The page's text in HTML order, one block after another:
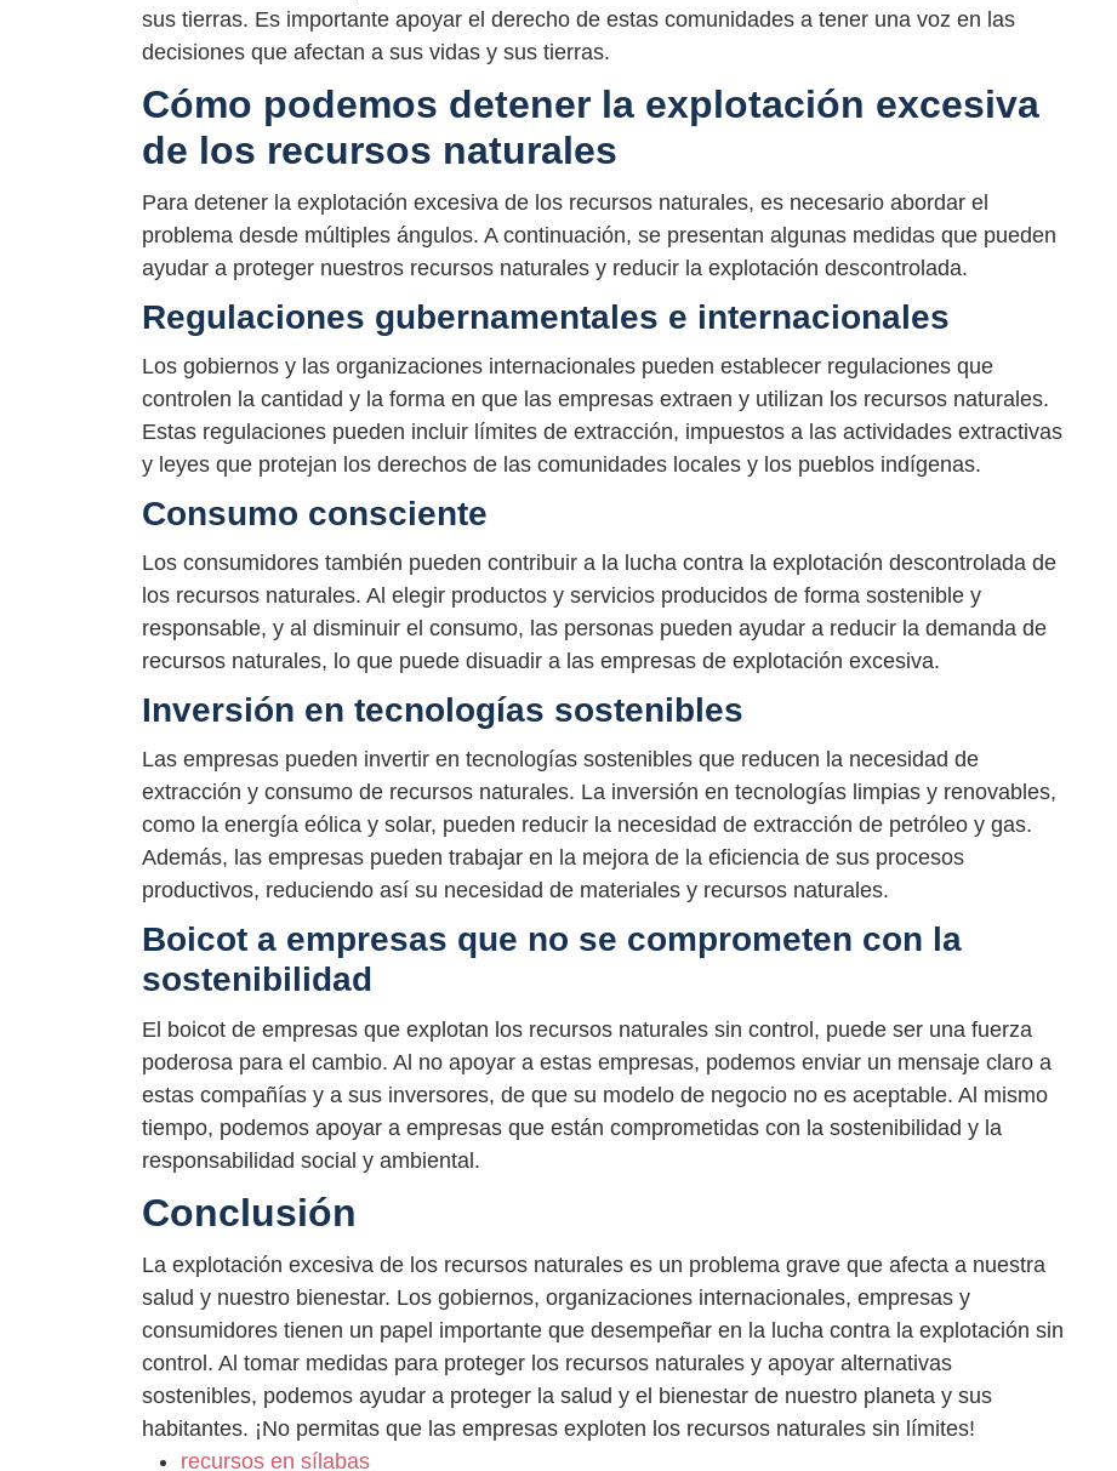
sus tierras. Es importante apoyar el derecho de estas comunidades a tener una voz en las
decisiones que afectan a sus vidas y sus tierras.
Cómo podemos detener la explotación excesiva
de los recursos naturales
Para detener la explotación excesiva de los recursos naturales, es necesario abordar el
problema desde múltiples ángulos. A continuación, se presentan algunas medidas que pueden
ayudar a proteger nuestros recursos naturales y reducir la explotación descontrolada.
Regulaciones gubernamentales e internacionales
Los gobiernos y las organizaciones internacionales pueden establecer regulaciones que
controlen la cantidad y la forma en que las empresas extraen y utilizan los recursos naturales.
Estas regulaciones pueden incluir límites de extracción, impuestos a las actividades extractivas
y leyes que protejan los derechos de las comunidades locales y los pueblos indígenas.
Consumo consciente
Los consumidores también pueden contribuir a la lucha contra la explotación descontrolada de
los recursos naturales. Al elegir productos y servicios producidos de forma sostenible y
responsable, y al disminuir el consumo, las personas pueden ayudar a reducir la demanda de
recursos naturales, lo que puede disuadir a las empresas de explotación excesiva.
Inversión en tecnologías sostenibles
Las empresas pueden invertir en tecnologías sostenibles que reducen la necesidad de
extracción y consumo de recursos naturales. La inversión en tecnologías limpias y renovables,
como la energía eólica y solar, pueden reducir la necesidad de extracción de petróleo y gas.
Además, las empresas pueden trabajar en la mejora de la eficiencia de sus procesos
productivos, reduciendo así su necesidad de materiales y recursos naturales.
Boicot a empresas que no se comprometen con la
sostenibilidad
El boicot de empresas que explotan los recursos naturales sin control, puede ser una fuerza
poderosa para el cambio. Al no apoyar a estas empresas, podemos enviar un mensaje claro a
estas compañías y a sus inversores, de que su modelo de negocio no es aceptable. Al mismo
tiempo, podemos apoyar a empresas que están comprometidas con la sostenibilidad y la
responsabilidad social y ambiental.
Conclusión
La explotación excesiva de los recursos naturales es un problema grave que afecta a nuestra
salud y nuestro bienestar. Los gobiernos, organizaciones internacionales, empresas y
consumidores tienen un papel importante que desempeñar en la lucha contra la explotación sin
control. Al tomar medidas para proteger los recursos naturales y apoyar alternativas
sostenibles, podemos ayudar a proteger la salud y el bienestar de nuestro planeta y sus
habitantes. ¡No permitas que las empresas exploten los recursos naturales sin límites!
recursos en sílabas